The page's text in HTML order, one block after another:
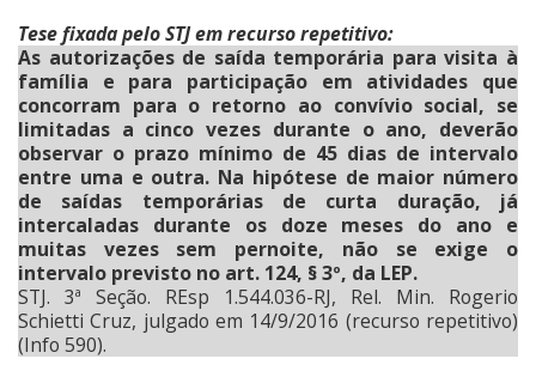
Tese fixada pelo STJ em recurso repetitivo:
As autorizações de saída temporária para visita à
família e para participação em atividades que
concorram para o retorno ao convívio social, se
limitadas a cinco vezes durante o ano, deverão
observar o prazo mínimo de 45 dias de intervalo
entre uma e outra. Na hipótese de maior número
de saídas temporárias de curta duração, já
intercaladas durante os doze meses do ano e
muitas vezes sem pernoite, não se exige o
intervalo previsto no art. 124, § 3º, da LEP.
STJ. 3ª Seção. REsp 1.544.036-RJ, Rel. Min. Rogerio
Schietti Cruz, julgado em 14/9/2016 (recurso repetitivo)
(Info 590).